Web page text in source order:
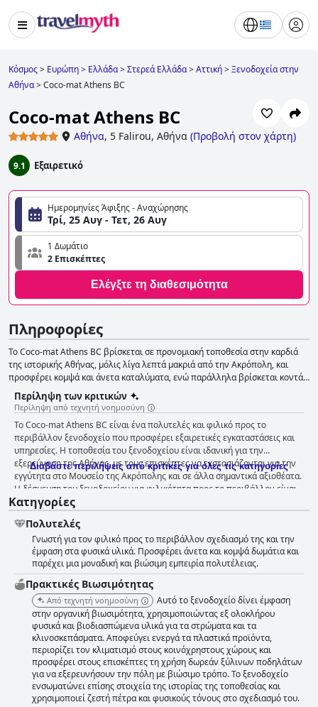
Κόσμος> Ευρώπη> Ελλάδα>Στερεά Ελλάδα>Αττική>Ξενοδοχεία στην
Αθήνα>Coco-mat Athens BC
Coco-mat Athens BC
Αθήνα, 5 Falirou, Αθήνα (Προβολή στον χάρτη)
9.1 Εξαιρετικό
Ημερομηνίες Άφιξης - Αναχώρησης
Τρί, 25 Αυγ - Τετ, 26 Αυγ
1 Δωμάτιο
2 Επισκέπτες
Ελέγξτε τη διαθεσιμότητα
Πληροφορίες
Το Coco-mat Athens BC βρίσκεται σε προνομιακή τοποθεσία στην καρδιά
της ιστορικής Αθήνας, μόλις λίγα λεπτά μακριά από την Ακρόπολη, και
προσφέρει κομψά και άνετα καταλύματα, ενώ παράλληλα βρίσκεται κοντά
σε πολλά τουριστικά αξιοθέατα. Οι επισκέπτες μπορούν να απολαύσουν τα
σπιτικά γεύματα που ετοιμάζουν οι εξειδικευμένοι σεφ, να περιποιηθούν
τον εαυτό τους στο σπα και να απολαύσουν την εκπληκτική θέα στην
Ακρόπολη.
Περίληψη των κριτικών
Περίληψη από τεχνητή νοημοσύνη
Το Coco-mat Athens BC είναι ένα πολυτελές και φιλικό προς το
περιβάλλον ξενοδοχείο που προσφέρει εξαιρετικές εγκαταστάσεις και
υπηρεσίες. Η τοποθεσία του ξενοδοχείου είναι ιδανική για την
εξερεύνηση της Αθήνας, με τους επισκέπτες να εκστασιάζονται για την
εγγύτητα στο Μουσείο της Ακρόπολης και σε άλλα σημαντικά αξιοθέατα.
Η δέσμευση του ξενοδοχείου για φιλικότητα προς το περιβάλλον είναι
επίσης ιδιαίτερα επαινετή, με τους επισκέπτες να εκτιμούν τη χρήση
τοπικών προϊόντων και την προσέγγιση του σχεδιασμού των δωματίων
με γνώμονα τη βιωσιμότητα. Το προσωπικό είναι φιλικό και προσεκτικό,
προσφέροντας μια προσωπική επαφή που κάνει τους επισκέπτες να
αισθάνονται ότι τους φροντίζουν και τους καλωσορίζουν. Το πρωινό
είναι καταπληκτικό με επιλογές που καλύπτουν τα γούστα όλων και τη
χρήση τοπικών προϊόντων. Τα κρεβάτια είναι επίσης ένα από τα
κορυφαία, με τους επισκέπτες να τα περιγράφουν ως τα πιο αναπαυτικά
που έχουν βιώσει ποτέ. Παρόλο που ορισμένοι επισκέπτες σημείωσαν
μικροπροβλήματα, η συνολική εμπειρία στο Coco-mat Athens BC ήταν
πραγματικά εξαιρετική και ιδανική για όποιον αναζητά μια άκρως
συνιστώμενη εμπειρία σε ένα boutique ξενοδοχείο.
Διαβάστε περιλήψεις από κριτικές για όλες τις κατηγορίες
Κατηγορίες
Πολυτελές
Γνωστή για τον φιλικό προς το περιβάλλον σχεδιασμό της και την
έμφαση στα φυσικά υλικά. Προσφέρει άνετα και κομψά δωμάτια και
παρέχει μια μοναδική και βιώσιμη εμπειρία πολυτέλειας.
Πρακτικές Bιωσιμότητας
Από τεχνητή νοημοσύνη
Αυτό το ξενοδοχείο δίνει έμφαση
στην οργανική βιωσιμότητα, χρησιμοποιώντας εξ ολοκλήρου
φυσικά και βιοδιασπώμενα υλικά για τα στρώματα και τα
κλινοσκεπάσματα. Αποφεύγει ενεργά τα πλαστικά προϊόντα,
περιορίζει τον κλιματισμό στους κοινόχρηστους χώρους και
προσφέρει στους επισκέπτες τη χρήση δωρεάν ξύλινων ποδηλάτων
για να εξερευνήσουν την πόλη με βιώσιμο τρόπο. Το ξενοδοχείο
ενσωματώνει επίσης στοιχεία της ιστορίας της τοποθεσίας και
χρησιμοποιεί ζεστή πέτρα και φυσικούς τόνους στο σχεδιασμό του.